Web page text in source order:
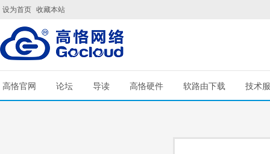
设为首页 收藏本站
高恪官网 论坛 导读 高恪硬件 软路由下载 技术